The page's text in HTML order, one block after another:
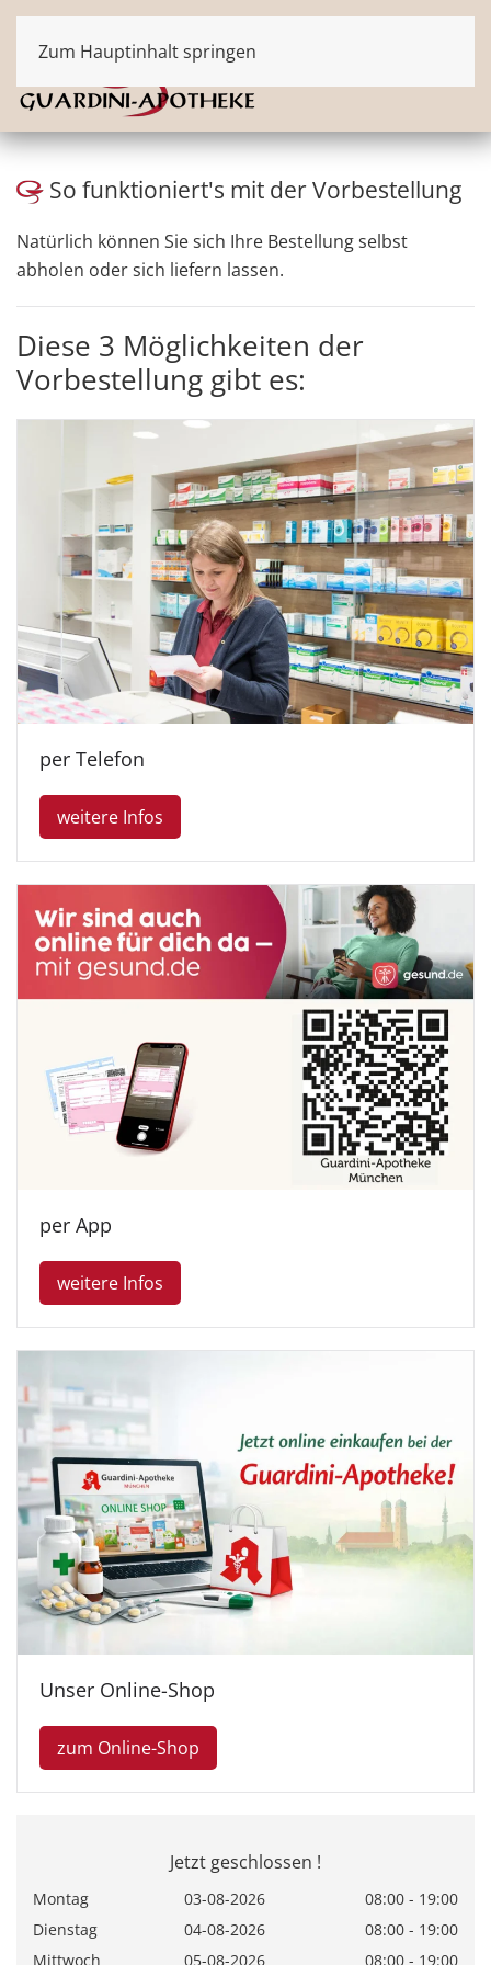
Zum Hauptinhalt springen
So funktioniert's mit der Vorbestellung
Natürlich können Sie sich Ihre Bestellung selbst
abholen oder sich liefern lassen.
Diese 3 Möglichkeiten der
Vorbestellung gibt es:
per Telefon
weitere Infos
per App
weitere Infos
Unser Online-Shop
zum Online-Shop
Jetzt geschlossen !
Montag 03-08-2026
08:00 - 19:00
Dienstag
04-08-2026
08:00 - 19:00
Mittwoch
05-08-2026 08:00 - 19:00